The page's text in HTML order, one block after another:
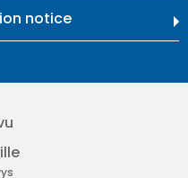
notice